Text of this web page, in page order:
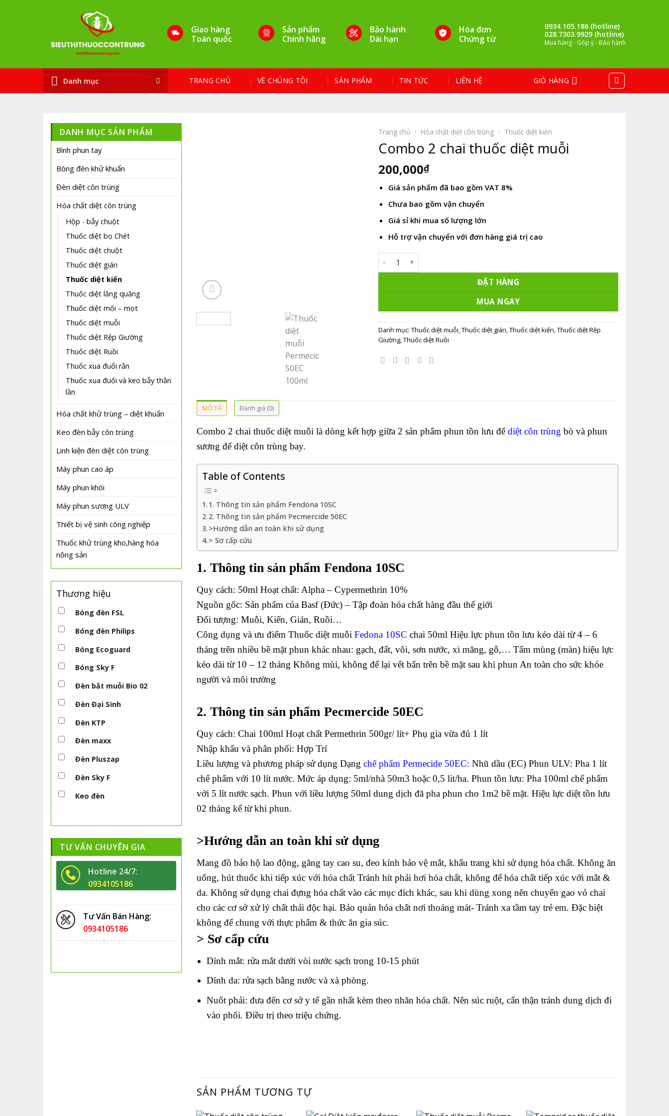
Giao hàng
Toàn quốc
Sản phẩm
Chính hãng
Bảo hành
Dài hạn
Hóa đơn
Chứng từ
0934.105.186 (hotline)
028.7303.9929 (hotline)
Mua hàng - Góp ý - Bảo hành
Danh mục TRANG CHỦ VỀ CHÚNG TÔI SẢN PHẨM TIN TỨC LIÊN HỆ GIỎ HÀNG
DANH MỤC SẢN PHẨM
Bình phun tay
Bóng đèn khử khuẩn
Đèn diệt côn trùng
Hóa chất diệt côn trùng
Hộp - bẫy chuột
Thuốc diệt bọ Chét
Thuốc diệt chuột
Thuốc diệt gián
Thuốc diệt kiến
Thuốc diệt lăng quăng
Thuốc diệt mối – mọt
Thuốc diệt muỗi
Thuốc diệt Rệp Giường
Thuốc diệt Ruồi
Thuốc xua đuổi rắn
Thuốc xua đuối và keo bẫy thằn
lằn
Hóa chất khử trùng – diệt khuẩn
Keo đèn bẫy côn trùng
Linh kiện đèn diệt côn trùng
Máy phun cao áp
Máy phun khói
Máy phun sương ULV
Thiết bị vệ sinh công nghiệp
Thuốc khử trùng kho,hàng hóa
nông sản
Thương hiệu
Bóng đèn FSL
Bóng đèn Philips
Bóng Ecoguard
Bóng Sky F
Đèn bắt muỗi Bio 02
Đèn Đại Sinh
Đèn KTP
Đèn maxx
Đèn Pluszap
Đèn Sky F
Keo đèn
TƯ VẤN CHUYÊN GIA
Hotline 24/7:
0934105186
Tư Vấn Bán Hàng:
0934105186
Trang chủ / Hóa chất diệt côn trùng / Thuốc diệt kiến
Combo 2 chai thuốc diệt muỗi
200,000₫
Giá sản phẩm đã bao gồm VAT 8%
Chưa bao gồm vận chuyển
Giá sỉ khi mua số lượng lớn
Hỗ trợ vận chuyển với đơn hàng giá trị cao
Combo 2 chai thuốc diệt muỗi số lượng
ĐẶT HÀNG
MUA NGAY
Danh mục:Thuốc diệt muỗi,Thuốc diệt gián,Thuốc diệt kiến,Thuốc diệt Rệp
Giường,Thuốc diệt Ruồi
MÔ TẢ Đánh giá (0)
Combo 2 chai thuốc diệt muỗi là dòng kết hợp giữa 2 sản phẩm phun tồn lưu đểdiệt côn trùng bò và phun
sương để diệt côn trùng bay.
Table of Contents
1. Thông tin sản phẩm Fendona 10SC
2. Thông tin sản phẩm Pecmercide 50EC
>Hướng dẫn an toàn khi sử dụng
> Sơ cấp cứu
1. Thông tin sản phẩm Fendona 10SC
Quy cách: 50ml Hoạt chất: Alpha – Cypermethrin 10%
Nguồn gốc: Sản phẩm của Basf (Đức) – Tập đoàn hóa chất hàng đầu thế giới
Đối tượng: Muỗi, Kiến, Gián, Ruồi…
Công dụng và ưu điểm Thuốc diệt muỗi Fedona 10SC chai 50ml Hiệu lực phun tồn lưu kéo dài từ 4 – 6
tháng trên nhiều bề mặt phun khác nhau: gạch, đất, vôi, sơn nước, xi măng, gỗ,… Tẩm mùng (màn) hiệu lực
kéo dài từ 10 – 12 tháng Không mùi, không để lại vết bẩn trên bề mặt sau khi phun An toàn cho sức khỏe
người và môi trường
2. Thông tin sản phẩm Pecmercide 50EC
Quy cách: Chai 100ml Hoạt chất Permethrin 500gr/ lít+ Phụ gia vừa đủ 1 lít
Nhập khẩu và phân phối: Hợp Trí
Liều lượng và phương pháp sử dụng Dạng chế phẩm Permecide 50EC: Nhũ dầu (EC) Phun ULV: Pha 1 lít
chế phẩm với 10 lít nước. Mức áp dụng: 5ml/nhà 50m3 hoặc 0,5 lit/ha. Phun tồn lưu: Pha 100ml chế phẩm
với 5 lít nước sạch. Phun với liều lượng 50ml dung dịch đã pha phun cho 1m2 bề mặt. Hiệu lực diệt tồn lưu
02 tháng kể từ khi phun.
>Hướng dẫn an toàn khi sử dụng
Mang đồ bảo hộ lao động, găng tay cao su, đeo kính bảo vệ mắt, khẩu trang khi sử dụng hóa chất. Không ăn
uống, hút thuốc khi tiếp xúc với hóa chất Tránh hít phải hơi hóa chất, không để hóa chất tiếp xúc với mắt &
da. Không sử dụng chai đựng hóa chất vào các mục đích khác, sau khi dùng xong nên chuyển gao vỏ chai
cho các cơ sở xử lý chất thải độc hại. Bảo quản hóa chất nơi thoáng mát- Tránh xa tầm tay trẻ em. Đặc biệt
không để chung với thực phẩm & thức ăn gia súc.
> Sơ cấp cứu
Dính mắt: rửa mắt dưới vòi nước sạch trong 10-15 phút
Dính da: rửa sạch bằng nước và xà phòng.
Nuốt phải: đưa đến cơ sở y tế gần nhất kèm theo nhãn hóa chất. Nên súc ruột, cẩn thận tránh dung dịch đi
vào phổi. Điều trị theo triệu chứng.
SẢN PHẨM TƯƠNG TỰ